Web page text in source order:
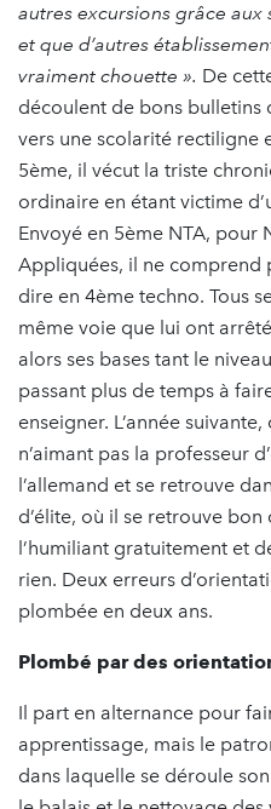
autres excursions grâce aux
et que d’autres
vraiment chouette ». De
découlent de bons bulletins
vers une scolarité rectiligne
5ème, il vécut la triste
ordinaire en étant victime
Envoyé en 5ème NTA, pour
Appliquées, il ne comprend
dire en 4ème techno. Tous
même voie que lui ont
alors ses bases tant le
passant plus de temps à
enseigner. L’année
n’aimant pas la professeur
l’allemand et se retrouve
d’élite, où il se retrouve
l’humiliant gratuitement et
rien. Deux erreurs
plombée en deux ans.
Plombé par des
Il part en alternance pour
apprentissage, mais le
dans laquelle se déroule